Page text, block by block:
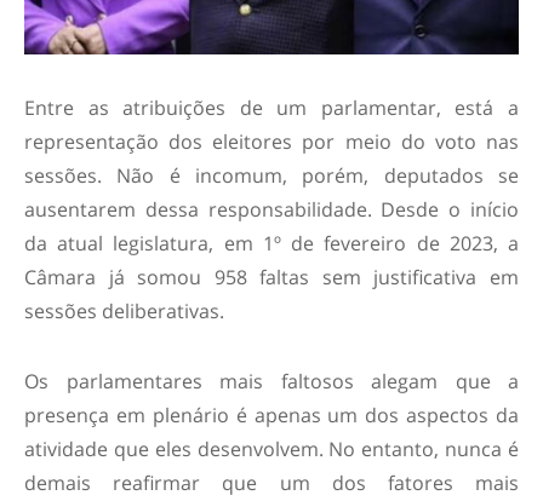
Entre as atribuições de um parlamentar, está a
representação dos eleitores por meio do voto nas
sessões. Não é incomum, porém, deputados se
ausentarem dessa responsabilidade. Desde o início
da atual legislatura, em 1º de fevereiro de 2023, a
Câmara já somou 958 faltas sem justificativa em
sessões deliberativas.
Os parlamentares mais faltosos alegam que a
presença em plenário é apenas um dos aspectos da
atividade que eles desenvolvem. No entanto, nunca é
demais reafirmar que um dos fatores mais